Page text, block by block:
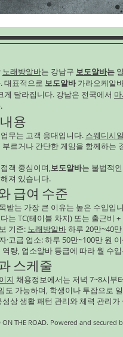
노래방알바는 강남구 보도알바는
대표적으로 보도알바가라오케알
게 달라집니다. 강남은 전국에서
용
무는 고객 응대입니다. 스웨디시
부르거나 간단한 게임을 함께하는
객 중심이며, 보도알바는 불법적
져 있습니다.
급여 수준
받는 가장 큰 이유는 높은 수입입
는 TC(테이블 차지) 또는 출근비
기준: 노래방알바하루 20만~40
·고급 업소: 하루 50만~100만 원
량, 업소알바 등급에 따라 월 수
스케줄
지 채용정보에서는 저녁 7~8시부
도 가능하며, 학생이나 투잡으로
상 생활 패턴 관리와 체력 관리가
THE ROAD. Powered and secured